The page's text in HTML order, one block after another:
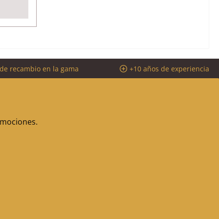
recambio en la gama +10 años de experiencia